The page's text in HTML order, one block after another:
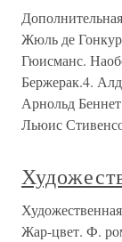
Жюль де
Гюисманс.
Бержерак.4.
Арнольд
Льюис
Жар-цвет. Ф.